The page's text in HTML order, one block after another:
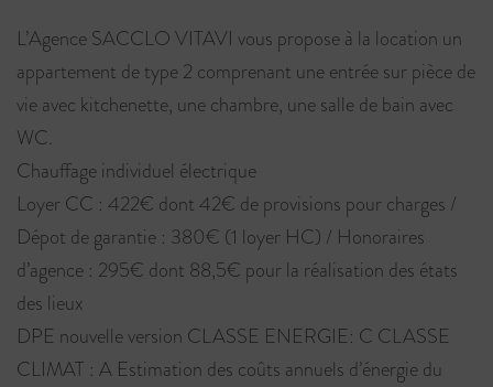
L’Agence SACCLO VITAVI vous propose à la location un
appartement de type 2 comprenant une entrée sur pièce de
vie avec kitchenette, une chambre, une salle de bain avec
WC.
Chauffage individuel électrique
Loyer CC : 422€ dont 42€ de provisions pour charges /
Dépot de garantie : 380€ (1 loyer HC) / Honoraires
d’agence : 295€ dont 88,5€ pour la réalisation des états
des lieux
DPE nouvelle version CLASSE ENERGIE: C CLASSE
CLIMAT : A Estimation des coûts annuels d’énergie du